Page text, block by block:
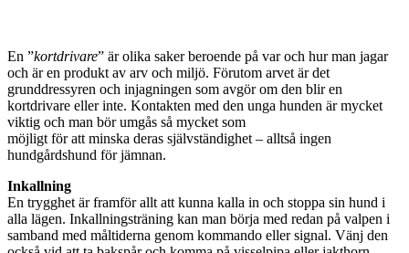
En ”kortdrivare” är olika saker beroende på var och hur man jagar
och är en produkt av arv och miljö. Förutom arvet är det
grunddressyren och injagningen som avgör om den blir en
kortdrivare eller inte. Kontakten med den unga hunden är mycket
viktig och man bör umgås så mycket som
möjligt för att minska deras självständighet – alltså ingen
hundgårdshund för jämnan.
Inkallning
En trygghet är framför allt att kunna kalla in och stoppa sin hund i
alla lägen. Inkallningsträning kan man börja med redan på valpen i
samband med måltiderna genom kommando eller signal. Vänj den